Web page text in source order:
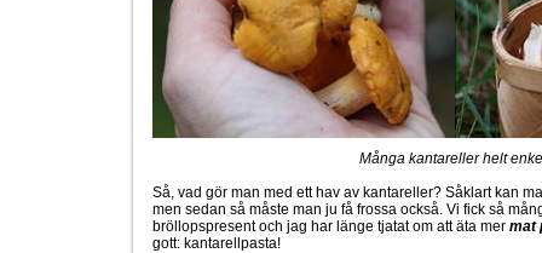
Många kantareller helt
Så, vad gör man med ett hav av kantareller? Såklart kan
men sedan så måste man ju få frossa också. Vi fick så
bröllopspresent och jag har länge tjatat om att äta mer mat
gott: kantarellpasta!